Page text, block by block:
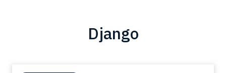
Django